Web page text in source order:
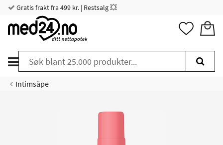
Gratis frakt fra 499 kr. | Restsalg 💥
Intimsåpe